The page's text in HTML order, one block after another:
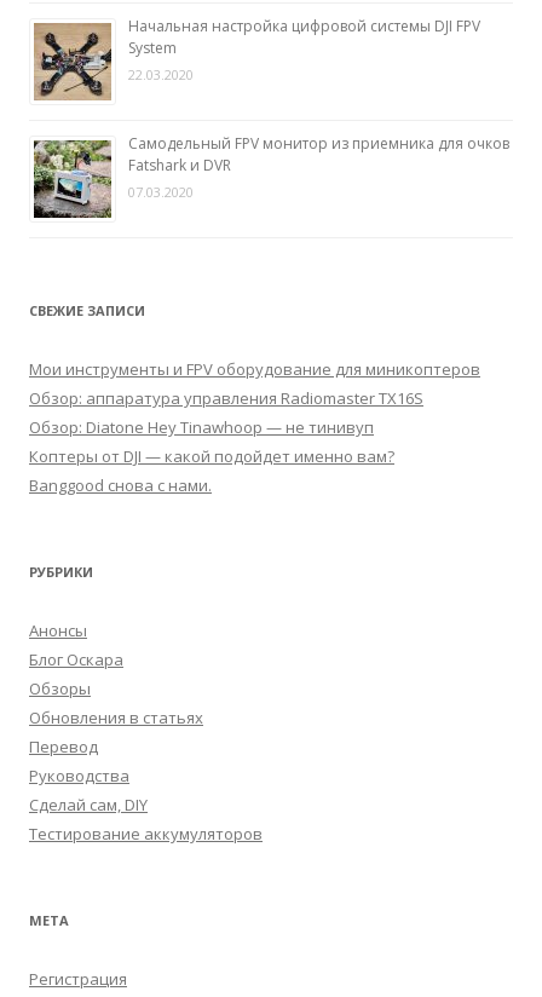
Начальная настройка цифровой системы DJI FPV
System
22.03.2020
Самодельный FPV монитор из приемника для очков
Fatshark и DVR
07.03.2020
СВЕЖИЕ ЗАПИСИ
Мои инструменты и FPV оборудование для миникоптеров
Обзор: аппаратура управления Radiomaster TX16S
Обзор: Diatone Hey Tinawhoop — не тинивуп
Коптеры от DJI — какой подойдет именно вам?
Banggood снова с нами.
РУБРИКИ
Анонсы
Блог Оскара
Обзоры
Обновления в статьях
Перевод
Руководства
Сделай сам, DIY
Тестирование аккумуляторов
МЕТА
Регистрация